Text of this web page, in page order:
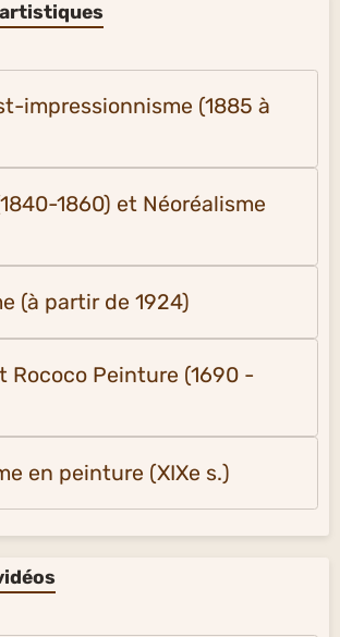
impressionnisme (1885 à
1860) et Néoréalisme
(à partir de 1924)
Rococo Peinture (1690 -
en peinture (XIXe s.)